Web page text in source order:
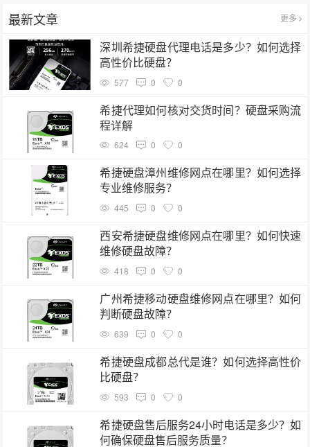
最新文章 更多
深圳希捷硬盘代理电话是多少？如何选择
高性价比硬盘？
577 0 0
希捷代理如何核对交货时间？硬盘采购流
程详解
624 0 0
希捷硬盘漳州维修网点在哪里？如何选择
专业维修服务？
445 0 0
西安希捷硬盘维修网点在哪里？如何快速
维修硬盘故障？
418 0 0
广州希捷移动硬盘维修网点在哪里？如何
判断硬盘故障？
639 0 0
希捷硬盘成都总代是谁？如何选择高性价
比硬盘？
593 0 0
希捷硬盘售后服务24小时电话是多少？如
何确保硬盘售后服务质量？